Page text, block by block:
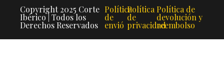
Copyright 2025 Corte
Ibérico | Todos los
Derechos Reservados
Política
de
envió
Política
de
privacidad
Política de
devolución y
reembolso